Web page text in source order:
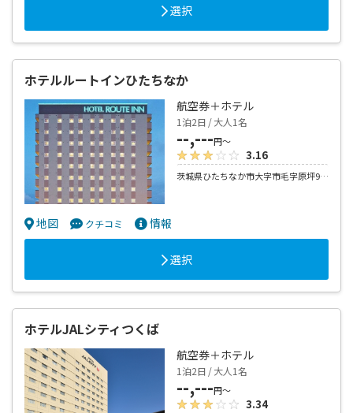
選択
ホテルルートインひたちなか
航空券＋ホテル
1泊2日 / 大人1名
--,---円～
3.16
茨城県ひたちなか市大字市毛字原坪945-11
地図 クチコミ 情報
選択
ホテルJALシティつくば
航空券＋ホテル
1泊2日 / 大人1名
--,---円～
3.34